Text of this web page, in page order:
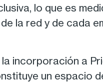
lo que es
la red y de cada
incorporación a
un espacio